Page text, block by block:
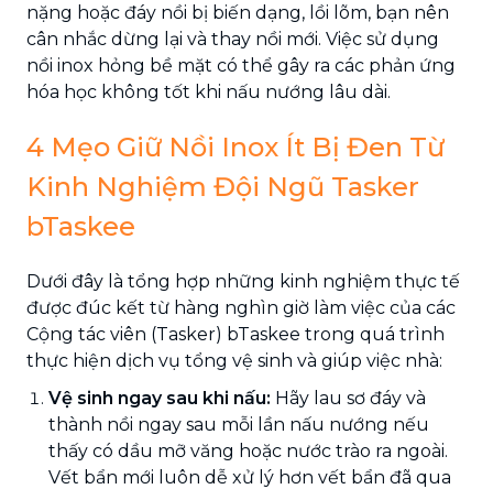
nặng hoặc đáy nồi bị biến dạng, lồi lõm, bạn nên
cân nhắc dừng lại và thay nồi mới. Việc sử dụng
nồi inox hỏng bề mặt có thể gây ra các phản ứng
hóa học không tốt khi nấu nướng lâu dài.
4 Mẹo Giữ Nồi Inox Ít Bị Đen Từ
Kinh Nghiệm Đội Ngũ Tasker
bTaskee
Dưới đây là tổng hợp những kinh nghiệm thực tế
được đúc kết từ hàng nghìn giờ làm việc của các
Cộng tác viên (Tasker) bTaskee trong quá trình
thực hiện dịch vụ tổng vệ sinh và giúp việc nhà:
Vệ sinh ngay sau khi nấu: Hãy lau sơ đáy và
thành nồi ngay sau mỗi lần nấu nướng nếu
thấy có dầu mỡ văng hoặc nước trào ra ngoài.
Vết bẩn mới luôn dễ xử lý hơn vết bẩn đã qua